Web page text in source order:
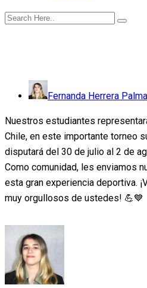
Fernanda Herrera Palma
Nuestros estudiantes
Chile, en este importante torneo
disputará del 30 de julio al 2 de
Como comunidad, les enviamos
esta gran experiencia deportiva.
muy orgullosos de ustedes! 💪💙